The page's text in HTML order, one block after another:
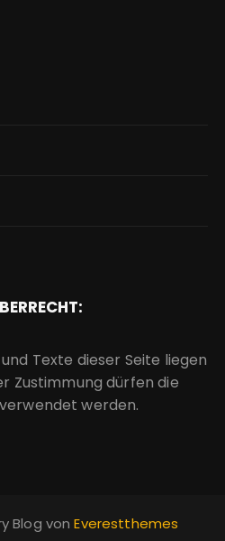
Texte dieser Seite liegen
Zustimmung dürfen die
werden.
Blog vonEverestthemes